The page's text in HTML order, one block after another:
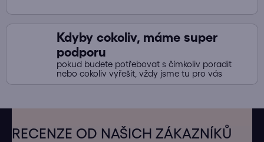
Kdyby cokoliv, máme super
podporu
pokud budete potřebovat s čímkoliv poradit
nebo cokoliv vyřešit, vždy jsme tu pro vás
RECENZE OD NAŠICH ZÁKAZNÍKŮ